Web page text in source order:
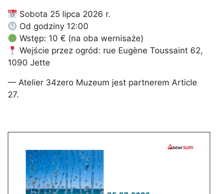
Sobota 25 lipca 2026 r.
Od godziny 12:00
Wstęp: 10 € (na oba wernisaże)
Wejście przez ogród: rue Eugène Toussaint 62,
1090 Jette
— Atelier 34zero Muzeum jest partnerem Article
27.